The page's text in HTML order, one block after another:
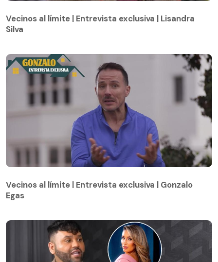
Silva
Vecinos al límite | Entrevista exclusiva | Lisandra
Silva
Egas
Vecinos al límite | Entrevista exclusiva | Gonzalo
Egas